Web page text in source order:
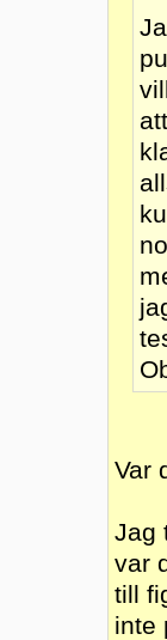
Var
Jag
var
till
inte